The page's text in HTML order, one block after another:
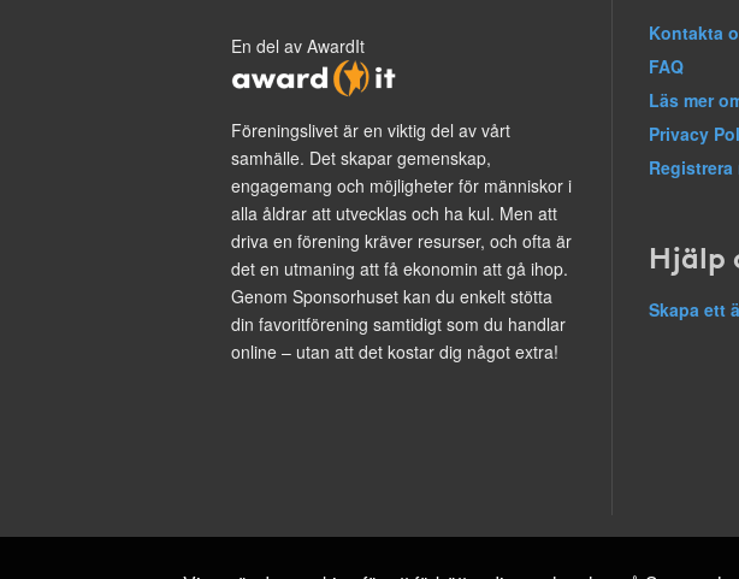
En del av AwardIt
Föreningslivet är en viktig del av vårt
samhälle. Det skapar gemenskap,
engagemang och möjligheter för människor i
alla åldrar att utvecklas och ha kul. Men att
driva en förening kräver resurser, och ofta är
det en utmaning att få ekonomin att gå ihop.
Genom Sponsorhuset kan du enkelt stötta
din favoritförening samtidigt som du handlar
online – utan att det kostar dig något extra!
Kontakta
FAQ
Läs mer
Privacy
Hjälp
Skapa ett